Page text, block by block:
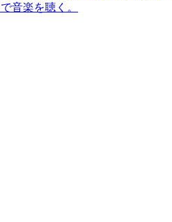
音楽を聴く。